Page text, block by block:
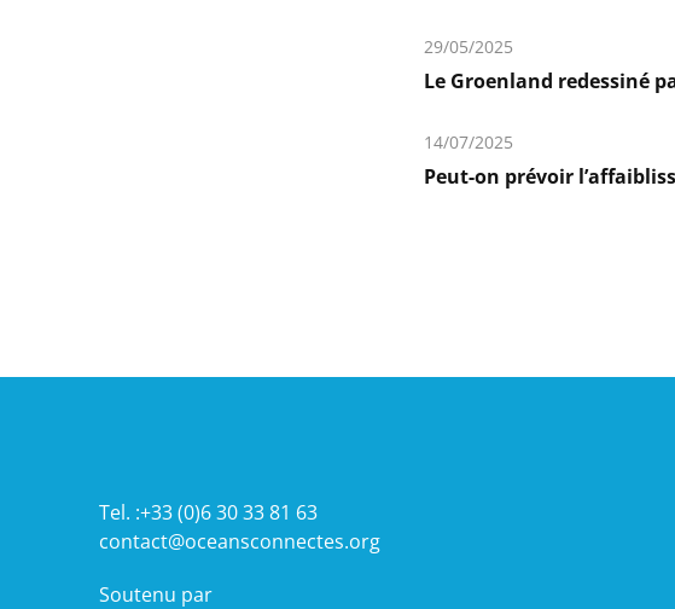
savoir
plus
29/05/2025
Le Groenland redessiné
savoir
plus
14/07/2025
Peut-on prévoir
Tel. :+33 (0)6 30 33 81 63
contact@oceansconnectes.org
Soutenu par